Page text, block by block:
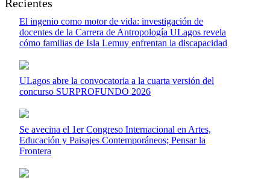
Recientes
El ingenio como motor de vida: investigación de
docentes de la Carrera de Antropología ULagos revela
cómo familias de Isla Lemuy enfrentan la discapacidad
ULagos abre la convocatoria a la cuarta versión del
concurso SURPROFUNDO 2026
Se avecina el 1er Congreso Internacional en Artes,
Educación y Paisajes Contemporáneos; Pensar la
Frontera